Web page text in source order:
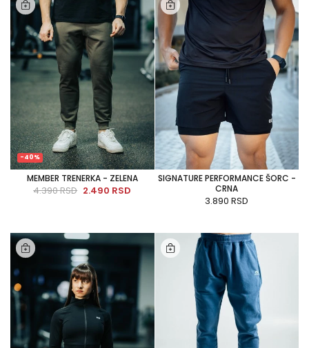
-40%
MEMBER TRENERKA - ZELENA
4.390 RSD 2.490 RSD
SIGNATURE PERFORMANCE ŠORC -
CRNA
3.890 RSD